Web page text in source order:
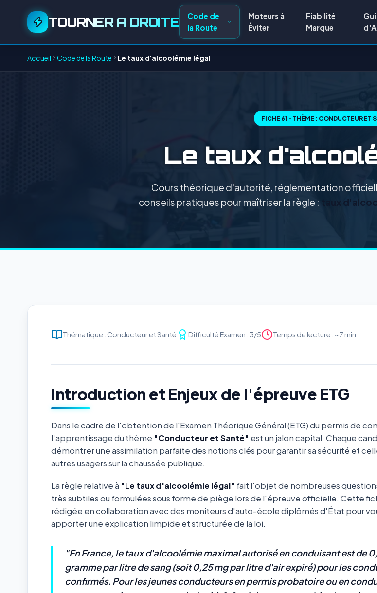
TOURNER A DROITE
Code de
la Route
Moteurs à
Éviter
Fiabilité
Marque
Accueil Code de la Route Le taux d'alcoolémie légal
FICHE 61 - THÈME : CONDUCTEUR ET
Le taux
Cours théorique d'autorité, réglementation
conseils pratiques pour maîtriser la règle :
taux
Thématique : Conducteur et Santé Difficulté Examen : 3/5 Temps de lecture : ~7 min
Introduction et Enjeux de l'épreuve ETG
Dans le cadre de l'obtention de l'Examen Théorique Général (ETG) du permis de
l'apprentissage du thème "Conducteur et Santé" est un jalon capital. Chaque
démontrer une assimilation parfaite des notions clés pour garantir sa sécurité et
autres usagers sur la chaussée publique.
La règle relative à "Le taux d'alcoolémie légal" fait l'objet de nombreuses
très subtiles ou formulées sous forme de piège lors de l'épreuve officielle. Cette
rédigée en collaboration avec des moniteurs d'auto-école diplômés d'État pour
apporter une explication limpide et structurée de la loi.
"En France, le taux d'alcoolémie maximal autorisé en conduisant est de
gramme par litre de sang (soit 0,25 mg par litre d'air expiré) pour les
confirmés. Pour les jeunes conducteurs en permis probatoire ou en